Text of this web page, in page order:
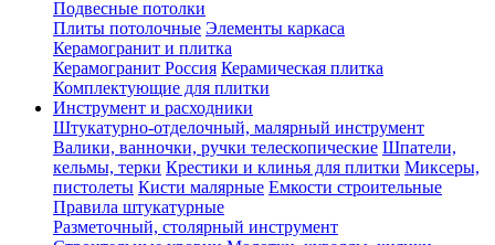
Подвесные потолки
Плиты потолочные Элементы каркаса
Керамогранит и плитка
Керамогранит Россия Керамическая плитка
Комплектующие для плитки
Инструмент и расходники
Штукатурно-отделочный, малярный инструмент
Валики, ванночки, ручки телескопические Шпатели,
кельмы, терки Крестики и клинья для плитки Миксеры,
пистолеты Кисти малярные Емкости строительные
Правила штукатурные
Разметочный, столярный инструмент